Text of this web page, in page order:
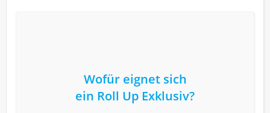
Wofür eignet sich
ein Roll Up Exklusiv?